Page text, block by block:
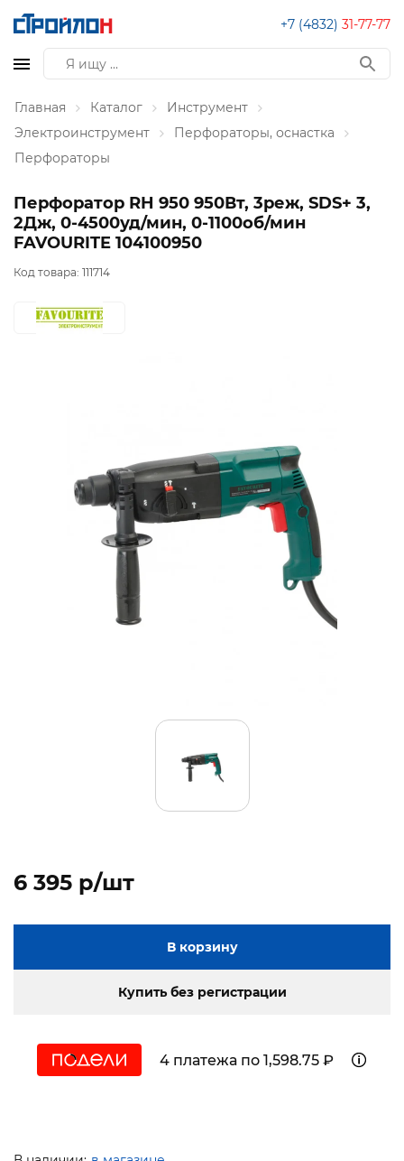
+7 (4832) 31-77-77
Главная Каталог
Инструмент
Электроинструмент
Перфораторы, оснастка
Перфораторы
Перфоратор RH 950 950Вт, 3реж, SDS+ 3,
2Дж, 0-4500уд/мин, 0-1100об/мин
FAVOURITE 104100950
Код товара: 111714
6 395 p/шт
В корзину
Купить без регистрации
4 платежа по 1,598.75 ₽